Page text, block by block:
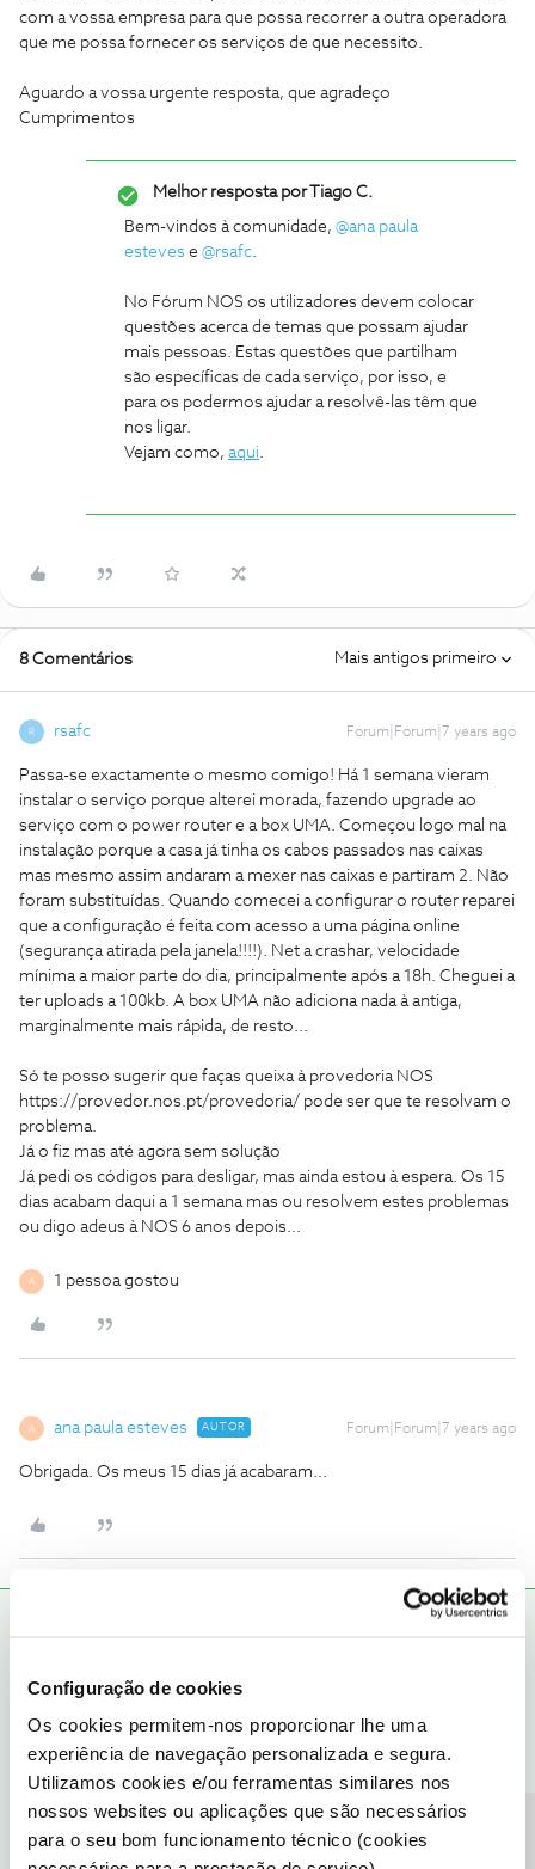
Configuração de cookies
Os cookies permitem-nos proporcionar lhe uma
experiência de navegação personalizada e segura.
Utilizamos cookies e/ou ferramentas similares nos
nossos websites ou aplicações que são necessários
para o seu bom funcionamento técnico (cookies
com a vossa empresa para que possa recorrer a outra operadora
que me possa fornecer os serviços de que necessito.
Aguardo a vossa urgente resposta, que agradeço
Cumprimentos
Melhor resposta porTiago C.
Bem-vindos à comunidade, @ana paula
esteves e @rsafc.
No Fórum NOS os utilizadores devem colocar
questões acerca de temas que possam ajudar
mais pessoas. Estas questões que partilham
são específicas de cada serviço, por isso, e
para os podermos ajudar a resolvê-las têm que
nos ligar.
Vejam como, aqui.
8 Comentários Mais antigos primeiro
R rsafc Forum|Forum|7 years ago
Passa-se exactamente o mesmo comigo! Há 1 semana vieram
instalar o serviço porque alterei morada, fazendo upgrade ao
serviço com o power router e a box UMA. Começou logo mal na
instalação porque a casa já tinha os cabos passados nas caixas
mas mesmo assim andaram a mexer nas caixas e partiram 2. Não
foram substituídas. Quando comecei a configurar o router reparei
que a configuração é feita com acesso a uma página online
(segurança atirada pela janela!!!!). Net a crashar, velocidade
mínima a maior parte do dia, principalmente após a 18h. Cheguei a
ter uploads a 100kb. A box UMA não adiciona nada à antiga,
marginalmente mais rápida, de resto...
Só te posso sugerir que faças queixa à provedoria NOS
https://provedor.nos.pt/provedoria/ pode ser que te resolvam o
problema.
Já o fiz mas até agora sem solução
Já pedi os códigos para desligar, mas ainda estou à espera. Os 15
dias acabam daqui a 1 semana mas ou resolvem estes problemas
ou digo adeus à NOS 6 anos depois...
A 1 pessoa gostou
A ana paula esteves AUTOR Forum|Forum|7 years ago
Obrigada. Os meus 15 dias já acabaram...
No Fórum NOS os utilizadores devem colocar questões acerca
de temas que possam ajudar mais pessoas. Estas questões que
partilham são específicas de cada serviço, por isso, e para os